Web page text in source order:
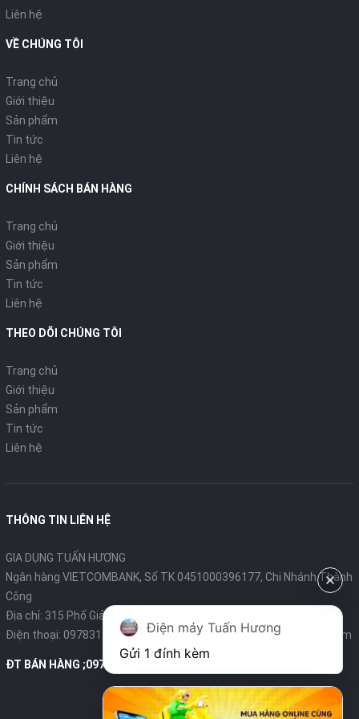
nướng xiên quay kết hợp với quạt đảo chiều. Nghĩa là bạn có
năng xoay xiên nướng ngang.
Đầy đủ phụ kiện đi kèm:
được tặng kèm: khay hứng mỡ hoặc để bánh, vỉ nướng, que
nướng, xiên kẹp nướng, tay cầm.
Những tính năng ưu việt khi sử dụng lò nướng Sanaky
- Có thể sử dụng ngoài trời, hay bên ngoài không gian bếp.
- Dễ di chuyển, có thể sử dụng ở bất kì đâu chỉ cần có nguồn
điện phù hợp đủ công suất.
Lò nướng dung tích 35 lít
Vỏ lò bằng inox
3 chế độ nướng tích hợp trục xiên quay thực phẩm
ngắt
Thiết kế cửa kính 2 lớp cách nhiệt, tiết kiệm điện năng
Model VH 359N
35 lít
Liên hệ
VỀ CHÚNG TÔI
Trang chủ
Giới thiệu
Sản phẩm
Tin tức
Liên hệ
CHÍNH SÁCH BÁN HÀNG
Trang chủ
Giới thiệu
Sản phẩm
Tin tức
Liên hệ
THEO DÕI CHÚNG TÔI
Trang chủ
Giới thiệu
Sản phẩm
Tin tức
Liên hệ
THÔNG TIN LIÊN HỆ
GIA DỤNG TUẤN HƯƠNG
Ngân hàng VIETCOMBANK, Số TK 0451000396177, Chi Nhánh Thành
Công
Địa chỉ: 315 Phố Giảng Võ - Ba Đình - Hà Nội
Điện thoại: 0978319375- Email:diengiadungtuanhuong@gmail.com
ĐT BÁN HÀNG ;0978319375
Điện máy Tuấn Hương
Gửi 1 đính kèm